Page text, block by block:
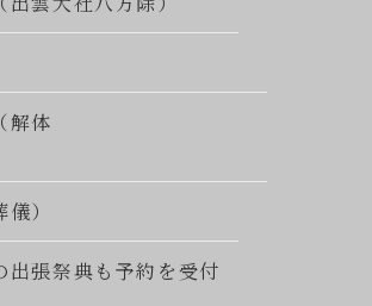
解体
）
張祭典も予約を受付